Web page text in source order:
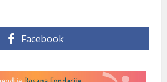
Facebook